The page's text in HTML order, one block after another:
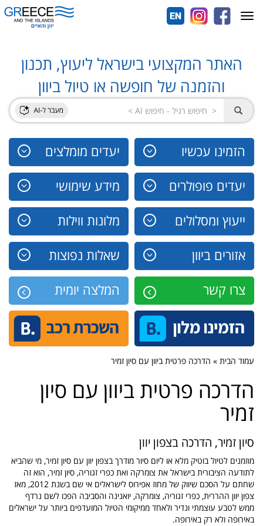
האתר המקצועי בישראל ליעוץ, תכנון
והזמנה של חופשה או טיול ביוון
הזמינו עכשיו יעדים מומלצים
יעדים פופולרים מידע שימושי
ייעוץ ומסלולים מלונות ווילות
אזורים ביוון שאלות נפוצות
צרו קשר המלצה יומית
Toggle
navigation
עמוד הבית » הדרכה פרטית ביוון עם סיון זמיר
הדרכה פרטית ביוון עם סיון
זמיר
סיון זמיר, הדרכה בצפון יוון
מוזמנים לטיול בוטיק מלא או ליום סיור מודרך בצפון יוון עם סיון זמיר, מי שהביא
לתודעה הציבורית בישראל את צומרקה ואת כפרי זגוריה, סיון זמיר, הוא זה
שחתם על הסכם שיווק של מחוז אפירוס לישראלים אי שם בשנת 2012, מאז
צפון יוון ההררית, כפרי זגוריה, צומרקה, יואנינה והסביבה הפכו לשם נרדף
ממש לטבע עוצמתי ונדיר ולאחד ממיקומי הטיול המועדפים ביותר על ישראלים
באירופה ולא רק באירופה.